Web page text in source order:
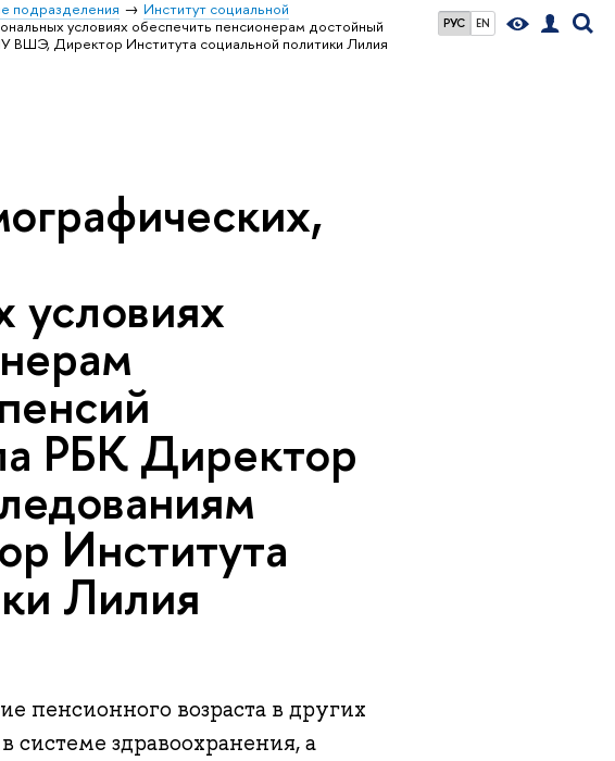
РУС EN
подразделения
Институт социальной
условиях обеспечить пенсионерам достойный
ВШЭ, Директор Института социальной политики Лилия
условиях
РБК Директор
Института
Лилия
пенсионного возраста в других
системе здравоохранения, а